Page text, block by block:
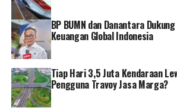
proses penegakkan hukum dan tidak
“PROPER adalah program pemerintah
lingkungan perusahaan atas upaya
pengelolaan lingkungan. Penilaian
oleh dewan pertimbangan PROPER
independen beranggotakan akademisi
masyarakat. Dengan variabel penilaian
BP BUMN dan Danantara
Keuangan Global Indonesia
Tiap Hari 3,5 Juta Kendaraan
Pengguna Travoy Jasa Marga?